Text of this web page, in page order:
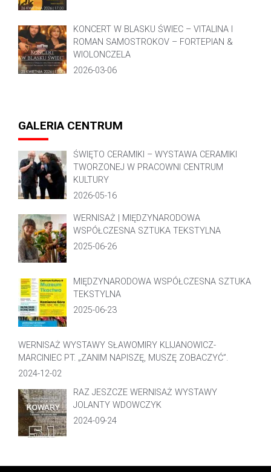
KONCERT W BLASKU ŚWIEC – VITALINA I
ROMAN SAMOSTROKOV – FORTEPIAN &
WIOLONCZELA
2026-03-06
GALERIA CENTRUM
ŚWIĘTO CERAMIKI – WYSTAWA CERAMIKI
TWORZONEJ W PRACOWNI CENTRUM
KULTURY
2026-05-16
WERNISAŻ | MIĘDZYNARODOWA
WSPÓŁCZESNA SZTUKA TEKSTYLNA
2025-06-26
MIĘDZYNARODOWA WSPÓŁCZESNA SZTUKA
TEKSTYLNA
2025-06-23
WERNISAŻ WYSTAWY SŁAWOMIRY KLIJANOWICZ-
MARCINIEC PT. „ZANIM NAPISZĘ, MUSZĘ ZOBACZYĆ”.
2024-12-02
RAZ JESZCZE WERNISAŻ WYSTAWY
JOLANTY WDOWCZYK
2024-09-24